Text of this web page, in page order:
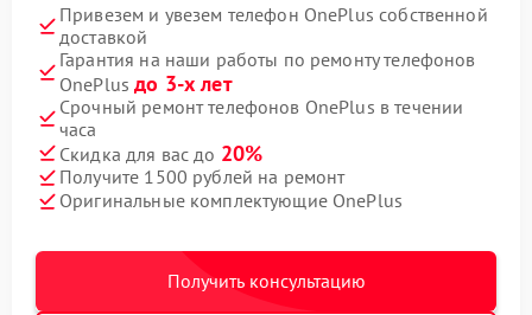
Привезем и увезем телефон OnePlus собственной
доставкой
Гарантия на наши работы по ремонту телефонов
OnePlusдо 3-х лет
Срочный ремонт телефонов OnePlus в течении
часа
Скидка для вас до 20%
Получите 1500 рублей на ремонт
Оригинальные комплектующие OnePlus
Получить консультацию